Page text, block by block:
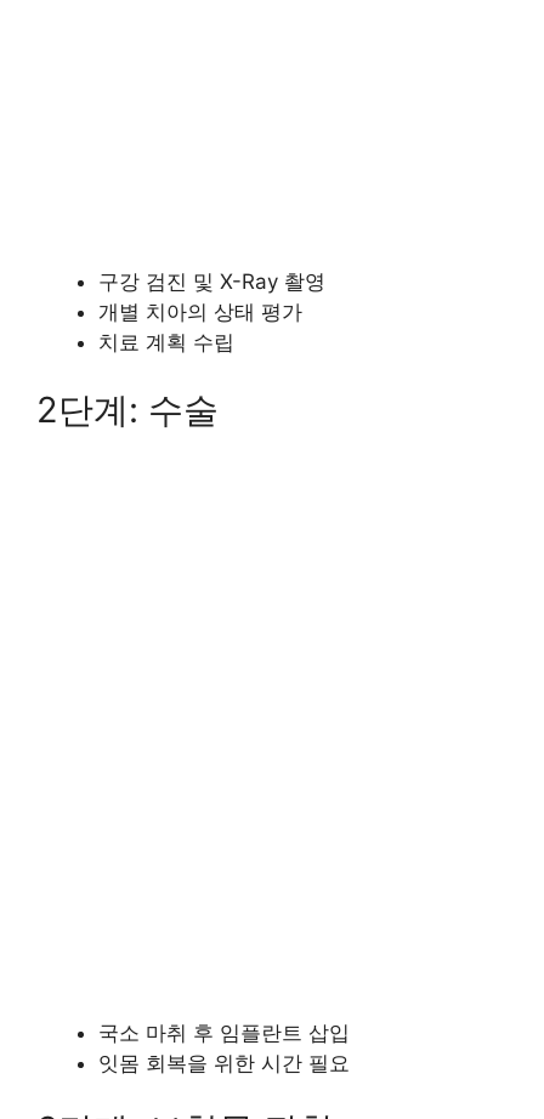
구강 검진 및 X-Ray 촬영
개별 치아의 상태 평가
치료 계획 수립
2단계: 수술
국소 마취 후 임플란트 삽입
잇몸 회복을 위한 시간 필요